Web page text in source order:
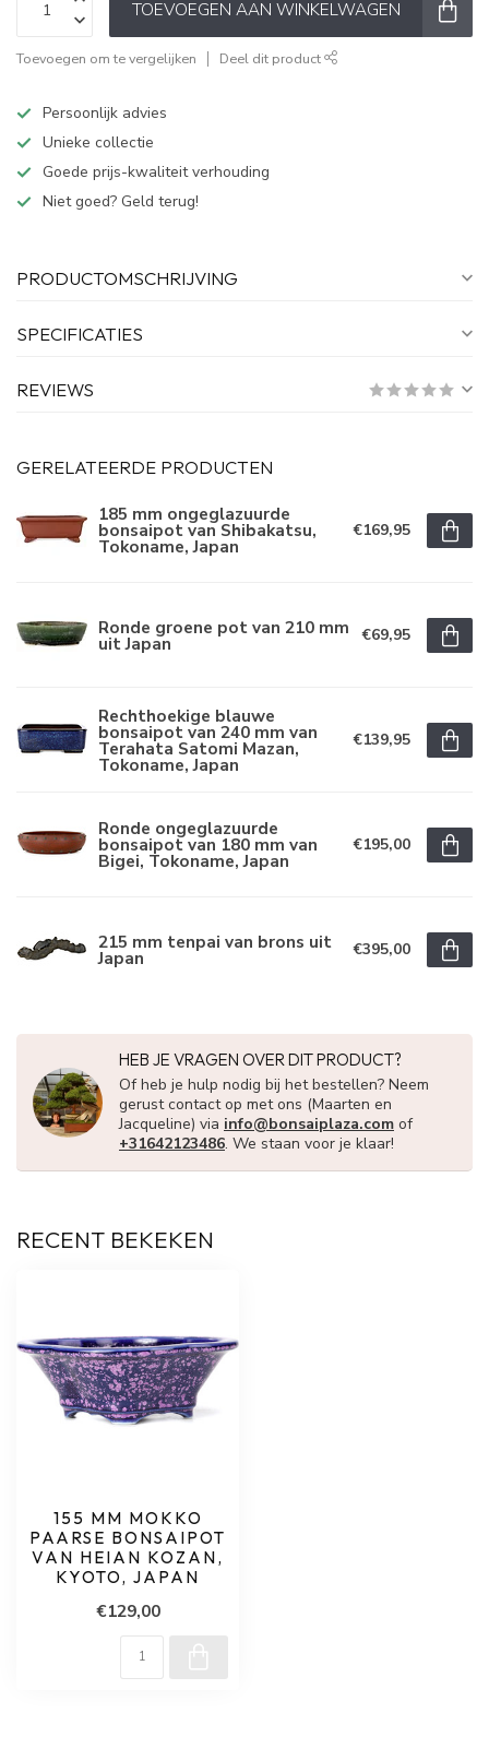
TOEVOEGEN AAN WINKELWAGEN
Toevoegen om te vergelijken Deel dit product
Persoonlijk advies
Unieke collectie
Goede prijs-kwaliteit verhouding
Niet goed? Geld terug!
PRODUCTOMSCHRIJVING
SPECIFICATIES
REVIEWS
GERELATEERDE PRODUCTEN
185 mm ongeglazuurde
bonsaipot van Shibakatsu,
Tokoname, Japan
€169,95
Ronde groene pot van 210 mm
uit Japan €69,95
Rechthoekige blauwe
bonsaipot van 240 mm van
Terahata Satomi Mazan,
Tokoname, Japan
€139,95
Ronde ongeglazuurde
bonsaipot van 180 mm van
Bigei, Tokoname, Japan
€195,00
215 mm tenpai van brons uit
Japan €395,00
HEB JE VRAGEN OVER DIT PRODUCT?
Of heb je hulp nodig bij het bestellen? Neem
gerust contact op met ons (Maarten en
Jacqueline) via info@bonsaiplaza.com of
+31642123486. We staan voor je klaar!
RECENT BEKEKEN
155 MM MOKKO
PAARSE BONSAIPOT
VAN HEIAN KOZAN,
KYOTO, JAPAN
€129,00